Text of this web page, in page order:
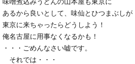
あるから良いとして、味仙とひつまぶしが
東京に来ちゃったらどうしよう！
俺名古屋に用事なくなるかも！
・・・ごめんなさい嘘です。
それでは・・・